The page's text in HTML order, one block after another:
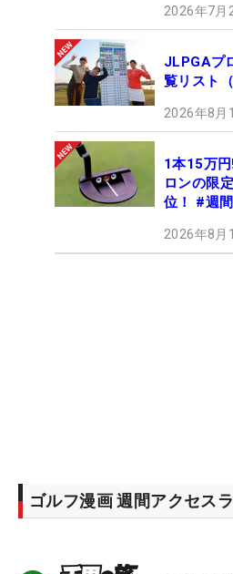
2026年7月
JLPGAプ
覧リスト
2026年8月
1本15万
ロンの限
位！ #週
2026年8月
ゴルフ漫画 週間アクセス